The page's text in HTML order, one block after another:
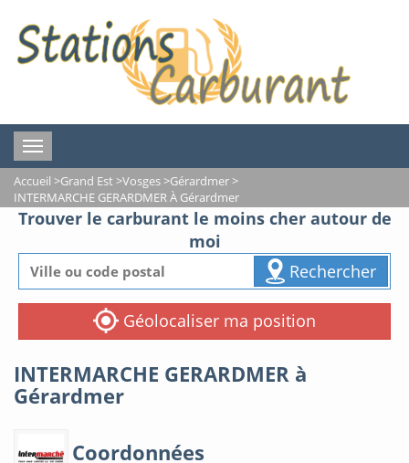
Toggle
navigation
Accueil >Grand Est >Vosges>Gérardmer>
INTERMARCHE GERARDMER À Gérardmer
Trouver le carburant le moins cher autour de
moi
Rechercher
Géolocaliser ma position
INTERMARCHE GERARDMER à
Gérardmer
Coordonnées